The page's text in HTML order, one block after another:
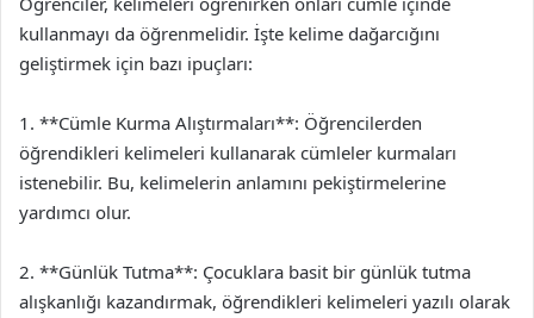
kullanmayı da öğrenmelidir. İşte kelime dağarcığını
geliştirmek için bazı ipuçları:
1. **Cümle Kurma Alıştırmaları**: Öğrencilerden
öğrendikleri kelimeleri kullanarak cümleler kurmaları
istenebilir. Bu, kelimelerin anlamını pekiştirmelerine
yardımcı olur.
2. **Günlük Tutma**: Çocuklara basit bir günlük tutma
alışkanlığı kazandırmak, öğrendikleri kelimeleri yazılı olarak